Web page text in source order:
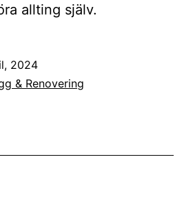
allting själv.
2024
& Renovering